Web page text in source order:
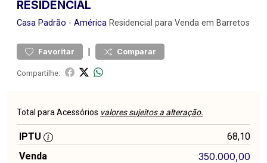
RESIDENCIAL
Casa Padrão - América Residencial para Venda em Barretos
Favoritar | Comparar
Compartilhe:
Total para Acessórios valores sujeitos a alteração.
IPTU
68,10
Venda
350.000,00